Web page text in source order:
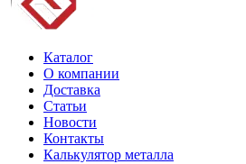
Каталог
О компании
Доставка
Статьи
Новости
Контакты
Калькулятор металла